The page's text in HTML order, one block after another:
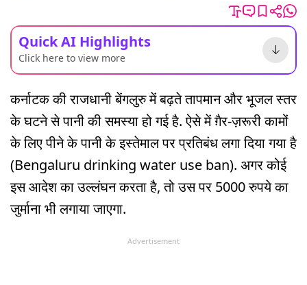
Quick AI Highlights
Click here to view more
कर्नाटक की राजधानी बेंगलुरु में बढ़ते तापमान और भूजल स्तर
के घटने से पानी की समस्या हो गई है. ऐसे में ग़ैर-ज़रूरी कामों
के लिए पीने के पानी के इस्तेमाल पर प्रतिबंध लगा दिया गया है
(Bengaluru drinking water use ban). अगर कोई
इस आदेश का उल्लंघन करता है, तो उस पर 5000 रुपये का
जुर्माना भी लगाया जाएगा.
Advertisement